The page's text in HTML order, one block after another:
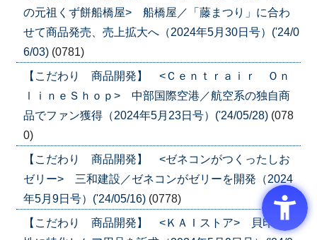
の元祖くず餅船橋屋> 船橋屋／「藤まつり」に合わ
せて商品発売、売上拡大へ（2024年5月30日号）('24/0
6/03) (0781)
【こだわり 商品開発】 <Ｃｅｎｔｒａｉｒ Ｏｎ
ｌｉｎｅＳｈｏｐ> 中部国際空港／航空系の独自商
品でファン獲得（2024年5月23日号）('24/05/28) (078
0)
【こだわり 商品開発】 <ゼネコンがつくったしお
ゼリー> 三和建設／ゼネコンがゼリーを開発（2024
年5月9日号）('24/05/16) (0778)
【こだわり 商品開発】 <ＫＡＩストア> 貝印／女